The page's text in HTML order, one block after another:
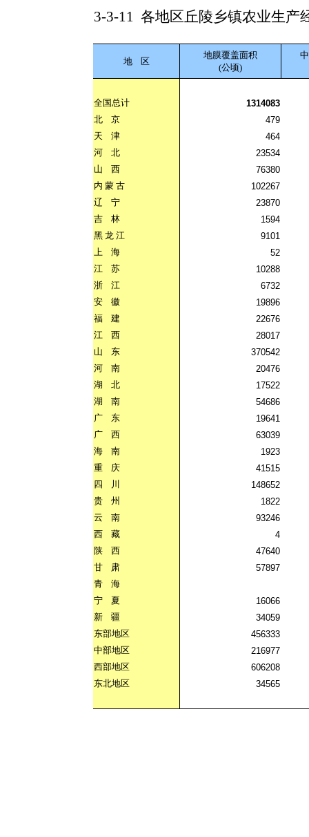
3-3-11 各地区丘陵乡镇农业生产
地 区
地膜覆盖面积
(公顷)
全国总计
1314083
北
京
479
天
津
464
河
北
23534
山
西
76380
内 蒙 古
102267
辽
宁
23870
吉
林
1594
黑 龙 江
9101
上
海
52
江
苏
10288
浙
江
6732
安
徽
19896
福
建
22676
江
西
28017
山
东
370542
河
南
20476
湖
北
17522
湖
南
54686
广
东
19641
广
西
63039
海
南
1923
重
庆
41515
四
川
148652
贵
州
1822
云
南
93246
西
藏
4
陕
西
47640
甘
肃
57897
青
海
宁
夏
16066
新
疆
34059
东部地区
456333
中部地区
216977
西部地区
606208
东北地区
34565